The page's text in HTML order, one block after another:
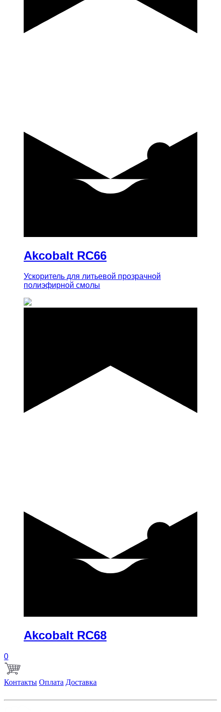
Akcobalt RC66
Ускоритель для литьевой прозрачной
полиэфирной смолы
Akcobalt RC68
0
Контакты Оплата Доставка